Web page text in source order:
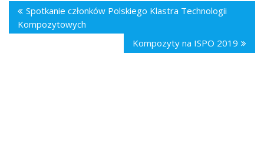
Spotkanie członków Polskiego Klastra Technologii
Kompozytowych
Kompozyty na ISPO 2019